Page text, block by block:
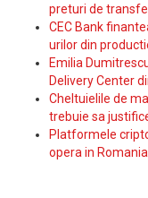
preturi de
CEC Bank
urilor din
Emilia
Delivery Center
Cheltuielile de
trebuie sa
Platformele
opera in